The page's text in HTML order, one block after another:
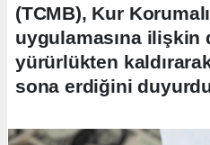
(TCMB), Kur
uygulamasına ilişkin
yürürlükten
sona erdiğini